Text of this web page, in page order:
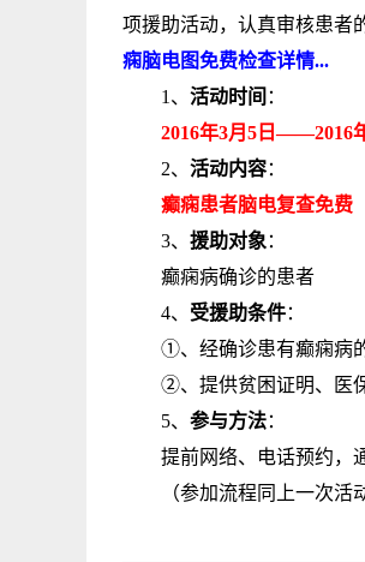
项援助活动，认真审核患者
痫脑电图免费检查详情...
1、 活动时间 ：
2016年3月5日——2016年
2、 活动内容：
癫痫患者脑电复查免费（
3、 援助对象 ：
癫痫病确诊的患者
4、 受援助条件：
①、经确诊患有癫痫病的
②、提供贫困证明、医保
5、 参与方法：
提前网络、电话预约，通
（参加流程同上一次活动